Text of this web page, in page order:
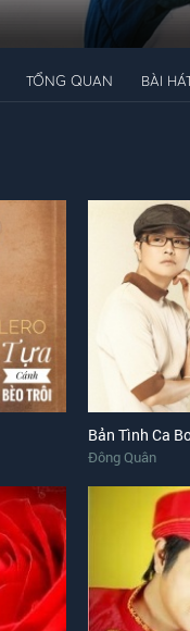
TỔNG QUAN BÀI
Bản Tình Ca
Đông Quân